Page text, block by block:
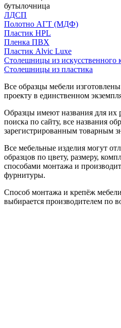
бутылочница
ЛДСП
Полотно АГТ (МДФ)
Пластик HPL
Пленка ПВХ
Пластик Alvic Luxe
Столешницы из искусственного
Столешницы из пластика
Все образцы мебели
проекту в единственном
Образцы имеют названия для их
поиска по сайту, все названия
зарегистрированным товарным
Все мебельные изделия могут
образцов по цвету, размеру,
способами монтажа и
фурнитуры.
Способ монтажа и крепёж
выбирается производителем по